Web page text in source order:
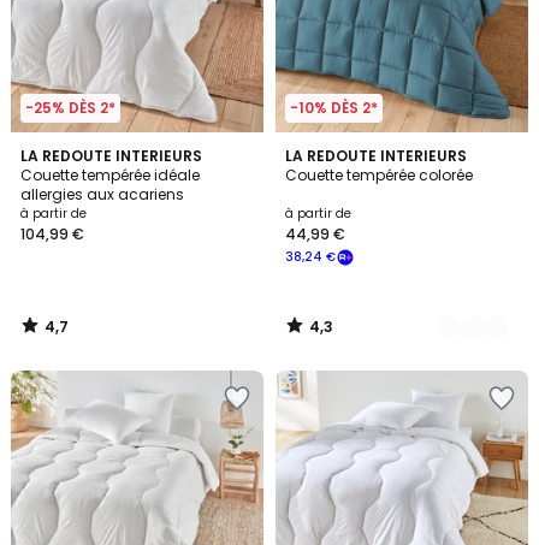
-25% DÈS 2*
LA REDOUTE INTERIEURS
Couette tempérée idéale
allergies aux acariens
à partir de
104,99 €
4,7
/ 5
4,7
/
-10% DÈS 2*
LA REDOUTE INTERIEURS
Couette tempérée colorée
à partir de
38,24 €
44,99 €
4,3
/ 5
6
Couleurs
4,3
/